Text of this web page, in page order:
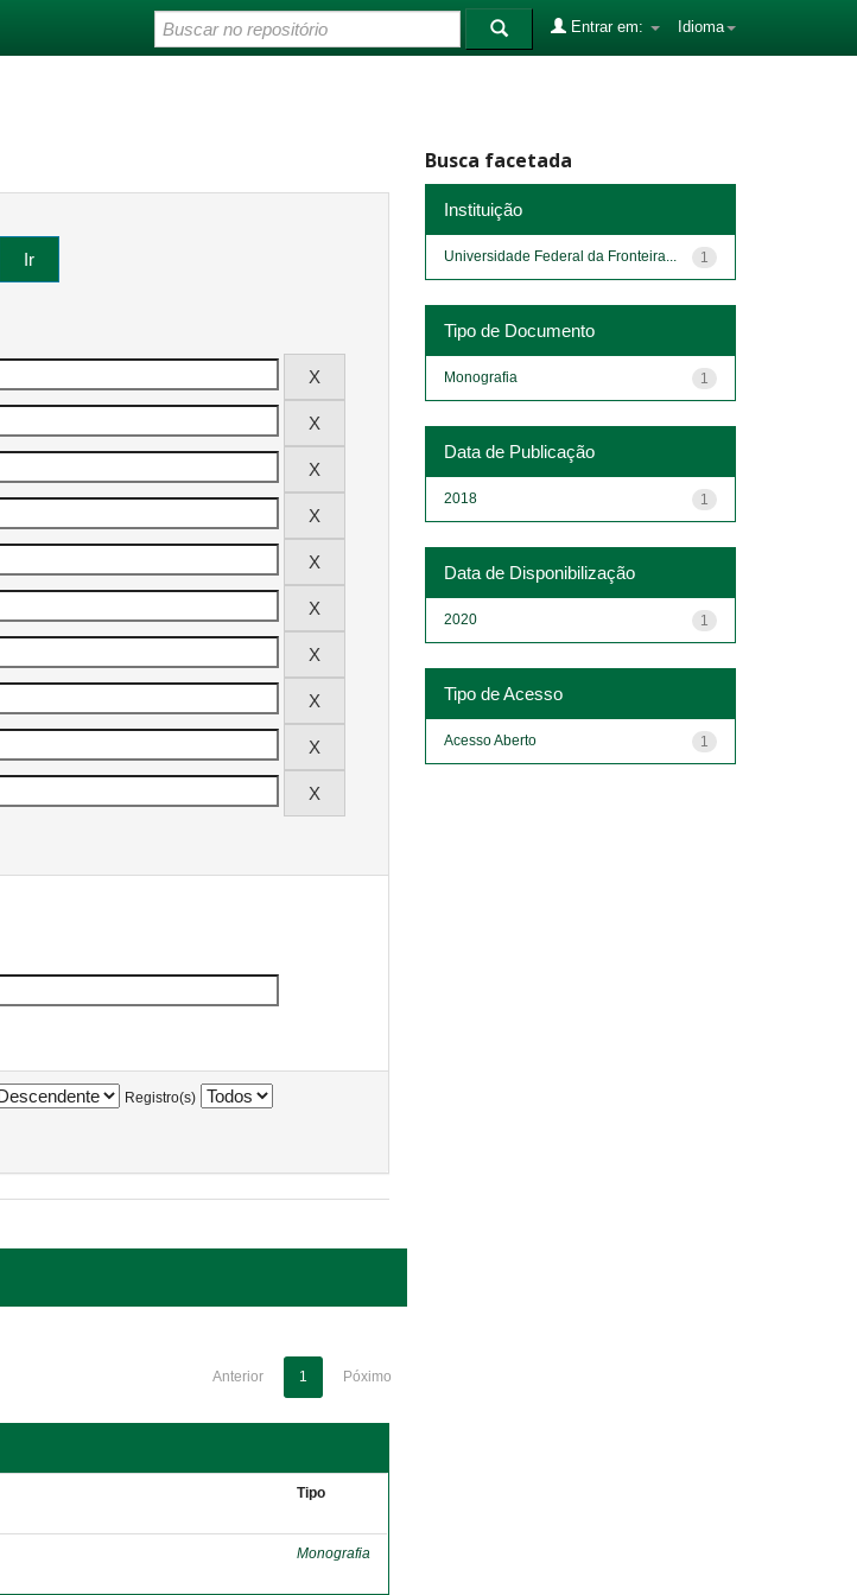
Idioma
Entrar em:
Registro(s)
Anterior 1 Póximo
Tipo
Monografia
Busca facetada
Instituição
1
Universidade Federal da Fronteira...
Tipo de Documento
1
Monografia
Data de Publicação
1
2018
Data de Disponibilização
1
2020
Tipo de Acesso
1
Acesso Aberto